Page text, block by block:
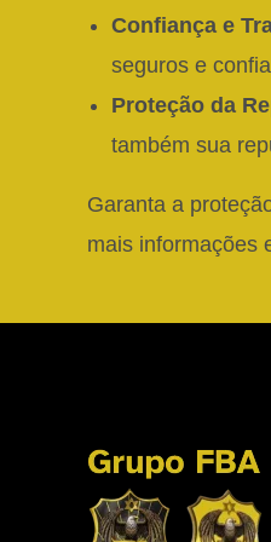
Confiança e
seguros e
Proteção da
também sua
Garanta a
mais informações